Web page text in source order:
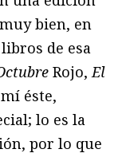
bien, en
de esa
Rojo,El
éste,
lo es la
por lo que